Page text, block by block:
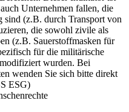
Unternehmen fallen, die
(z.B. durch Transport von
die sowohl zivile als
(z.B. Sauerstoffmasken für
für die militärische
wurden. Bei
wenden Sie sich bitte direkt
ESG)